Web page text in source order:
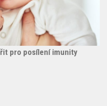
pro posílení imunity